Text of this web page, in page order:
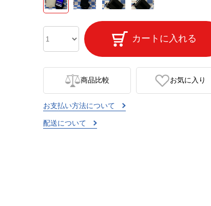
カートに入れる
商品比較 お気に入り
お支払い方法について
配送について